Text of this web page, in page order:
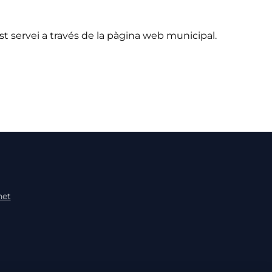
servei a través de la pàgina web municipal.